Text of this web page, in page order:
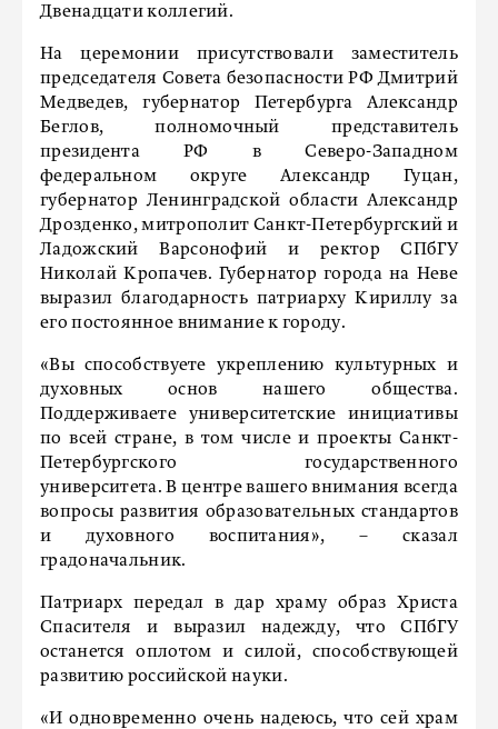
Двенадцати коллегий.
На церемонии присутствовали заместитель
председателя Совета безопасности РФ Дмитрий
Медведев, губернатор Петербурга Александр
Беглов, полномочный представитель
президента РФ в Северо-Западном
федеральном округе Александр Гуцан,
губернатор Ленинградской области Александр
Дрозденко, митрополит Санкт-Петербургский и
Ладожский Варсонофий и ректор СПбГУ
Николай Кропачев. Губернатор города на Неве
выразил благодарность патриарху Кириллу за
его постоянное внимание к городу.
«Вы способствуете укреплению культурных и
духовных основ нашего общества.
Поддерживаете университетские инициативы
по всей стране, в том числе и проекты Санкт-
Петербургского государственного
университета. В центре вашего внимания всегда
вопросы развития образовательных стандартов
и духовного воспитания», – сказал
градоначальник.
Патриарх передал в дар храму образ Христа
Спасителя и выразил надежду, что СПбГУ
останется оплотом и силой, способствующей
развитию российской науки.
«И одновременно очень надеюсь, что сей храм